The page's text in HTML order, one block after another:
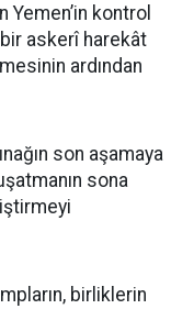
kontrol
askerî harekât
ardından
son aşamaya
sona
birliklerin